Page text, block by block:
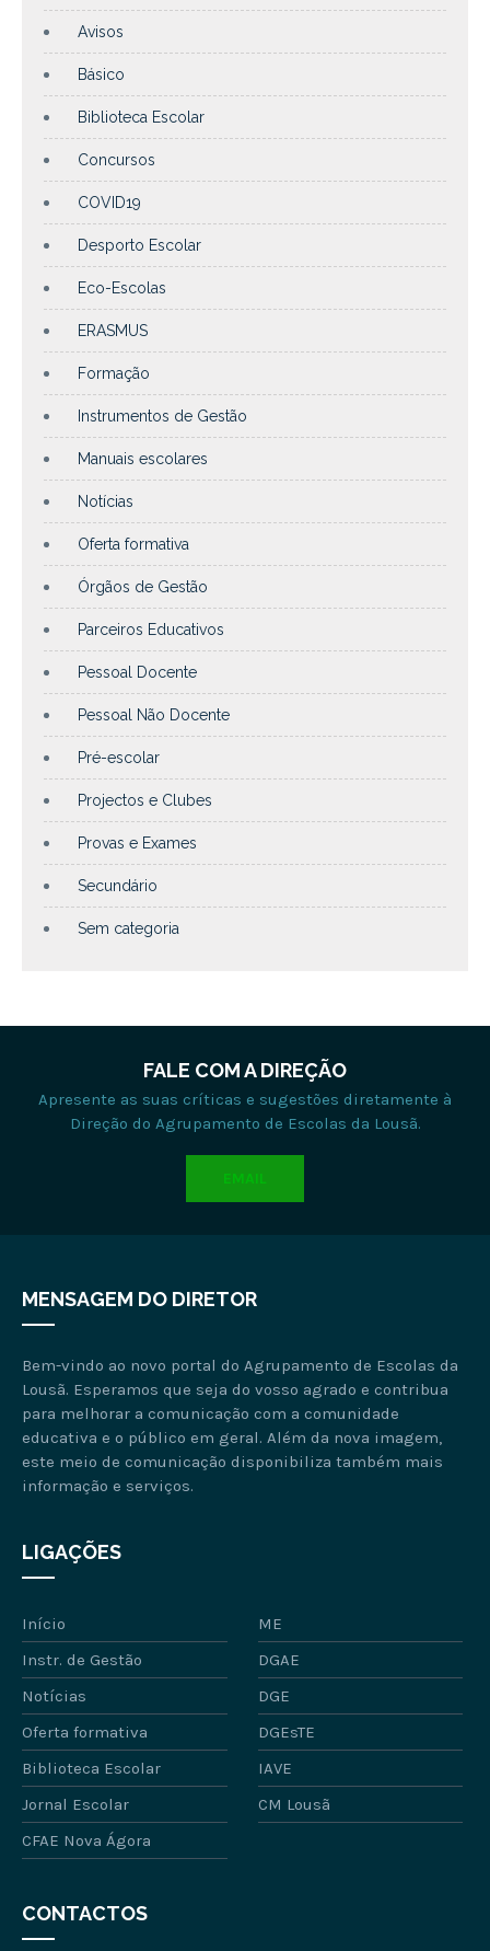
Avisos
Básico
Biblioteca Escolar
Concursos
COVID19
Desporto Escolar
Eco-Escolas
ERASMUS
Formação
Instrumentos de Gestão
Manuais escolares
Notícias
Oferta formativa
Órgãos de Gestão
Parceiros Educativos
Pessoal Docente
Pessoal Não Docente
Pré-escolar
Projectos e Clubes
Provas e Exames
Secundário
Sem categoria
FALE COM A DIREÇÃO
Apresente as suas críticas e sugestões diretamente à
Direção do Agrupamento de Escolas da Lousã.
EMAIL
MENSAGEM DO DIRETOR
Bem-vindo ao novo portal do Agrupamento de Escolas da
Lousã. Esperamos que seja do vosso agrado e contribua
para melhorar a comunicação com a comunidade
educativa e o público em geral. Além da nova imagem,
este meio de comunicação disponibiliza também mais
informação e serviços.
LIGAÇÕES
Início
ME
Instr. de Gestão
DGAE
Notícias
DGE
Oferta formativa
DGEsTE
Biblioteca Escolar
IAVE
Jornal Escolar
CM Lousã
CFAE Nova Ágora
CONTACTOS